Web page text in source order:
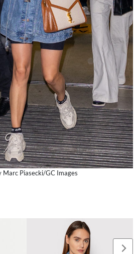
Marc Piasecki/GC Images